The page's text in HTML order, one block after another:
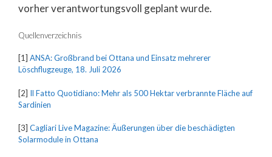
vorher verantwortungsvoll geplant wurde.
Quellenverzeichnis
[1] ANSA: Großbrand bei Ottana und Einsatz mehrerer
Löschflugzeuge, 18. Juli 2026
[2] Il Fatto Quotidiano: Mehr als 500 Hektar verbrannte Fläche auf
Sardinien
[3] Cagliari Live Magazine: Äußerungen über die beschädigten
Solarmodule in Ottana